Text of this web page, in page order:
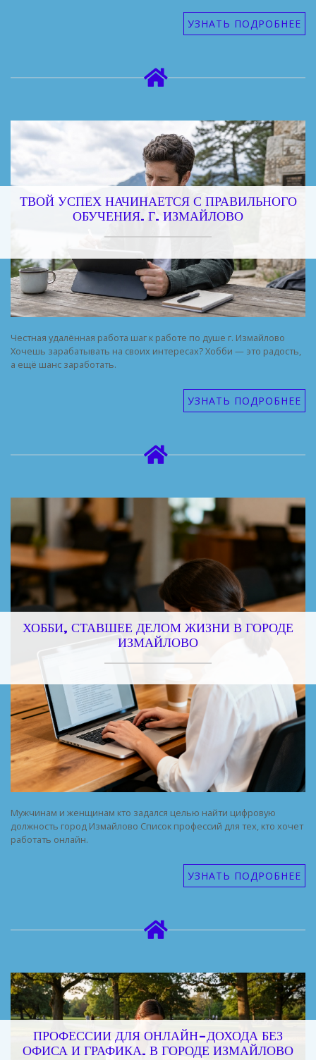
УЗНАТЬ ПОДРОБНЕЕ
ТВОЙ УСПЕХ НАЧИНАЕТСЯ С ПРАВИЛЬНОГО
ОБУЧЕНИЯ. Г. ИЗМАЙЛОВО
Честная удалённая работа шаг к работе по душе г. Измайлово
Хочешь зарабатывать на своих интересах? Хобби — это радость,
а ещё шанс заработать.
УЗНАТЬ ПОДРОБНЕЕ
ХОББИ, СТАВШЕЕ ДЕЛОМ ЖИЗНИ В ГОРОДЕ
ИЗМАЙЛОВО
Мужчинам и женщинам кто задался целью найти цифровую
должность город Измайлово Список профессий для тех, кто хочет
работать онлайн.
УЗНАТЬ ПОДРОБНЕЕ
ПРОФЕССИИ ДЛЯ ОНЛАЙН-ДОХОДА БЕЗ
ОФИСА И ГРАФИКА. В ГОРОДЕ ИЗМАЙЛОВО